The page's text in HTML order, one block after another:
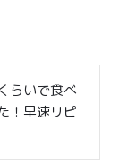
らいで食べ
！早速リピ